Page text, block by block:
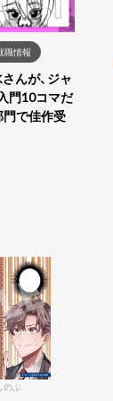
職情報
んが、ジャ
門10コマだ
門で佳作受
ぶ